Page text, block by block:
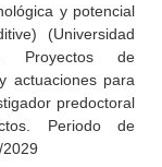
y potencial
(Universidad
Proyectos de
actuaciones para
predoctoral
Periodo de